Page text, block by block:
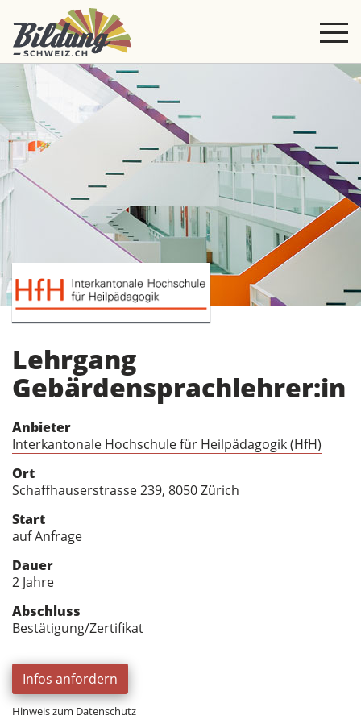
Lehrgang
Gebärdensprachlehrer:in
Anbieter
Interkantonale Hochschule für Heilpädagogik (HfH)
Ort
Schaffhauserstrasse 239, 8050 Zürich
Start
auf Anfrage
Dauer
2 Jahre
Abschluss
Bestätigung/Zertifikat
Infos anfordern
Hinweis zum Datenschutz